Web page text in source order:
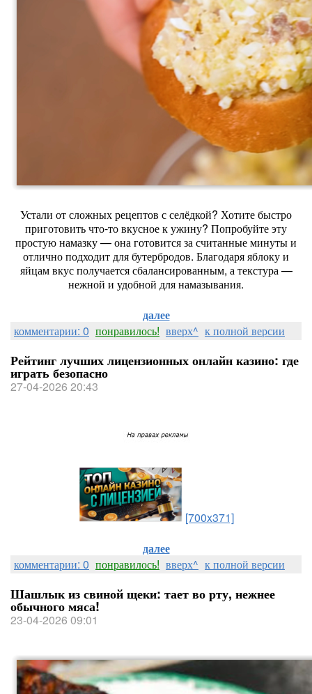
Устали от сложных рецептов с селёдкой? Хотите быстро
приготовить что‑то вкусное к ужину? Попробуйте эту
простую намазку — она готовится за считанные минуты и
отлично подходит для бутербродов. Благодаря яблоку и
яйцам вкус получается сбалансированным, а текстура —
нежной и удобной для намазывания.
далее
комментарии: 0 понравилось! вверх^ к полной версии
Рейтинг лучших лицензионных онлайн казино: где
играть безопасно
27-04-2026 20:43
[700x371]
далее
комментарии: 0 понравилось! вверх^ к полной версии
Шашлык из свиной щеки: тает во рту, нежнее
обычного мяса!
23-04-2026 09:01